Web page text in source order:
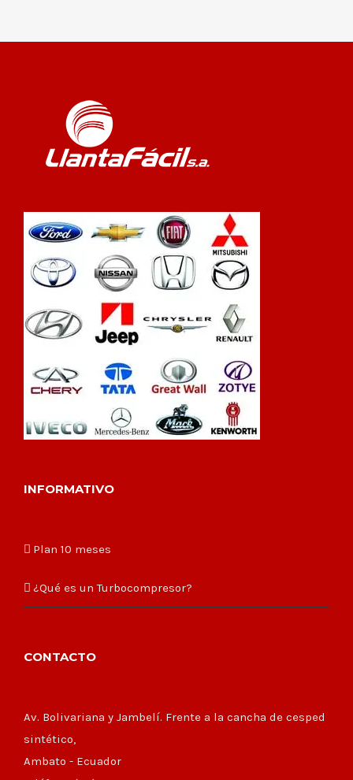
INFORMATIVO
Plan 10 meses
¿Qué es un Turbocompresor?
CONTACTO
Av. Bolivariana y Jambelí. Frente a la cancha de cesped
sintético,
Ambato - Ecuador